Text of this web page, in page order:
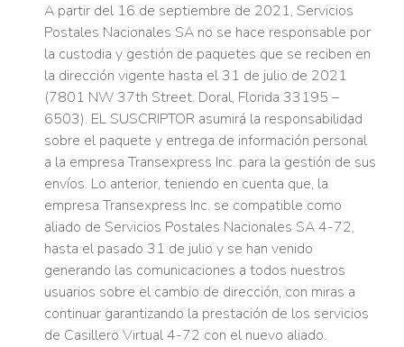
A partir del 16 de septiembre de 2021, Servicios
Postales Nacionales SA no se hace responsable por
la custodia y gestión de paquetes que se reciben en
la dirección vigente hasta el 31 de julio de 2021
(7801 NW 37th Street. Doral, Florida 33195 –
6503). EL SUSCRIPTOR asumirá la responsabilidad
sobre el paquete y entrega de información personal
a la empresa Transexpress Inc. para la gestión de sus
envíos. Lo anterior, teniendo en cuenta que, la
empresa Transexpress Inc. se compatible como
aliado de Servicios Postales Nacionales SA 4-72,
hasta el pasado 31 de julio y se han venido
generando las comunicaciones a todos nuestros
usuarios sobre el cambio de dirección, con miras a
continuar garantizando la prestación de los servicios
de Casillero Virtual 4-72 con el nuevo aliado.